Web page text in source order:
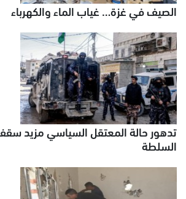
الصيف في غزة… غياب الماء والكهرباء
تدهور حالة المعتقل السياسي مزيد
السلطة